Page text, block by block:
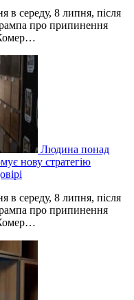
в середу, 8 липня, після
про припинення
Людина понад
нову стратегію
в середу, 8 липня, після
про припинення